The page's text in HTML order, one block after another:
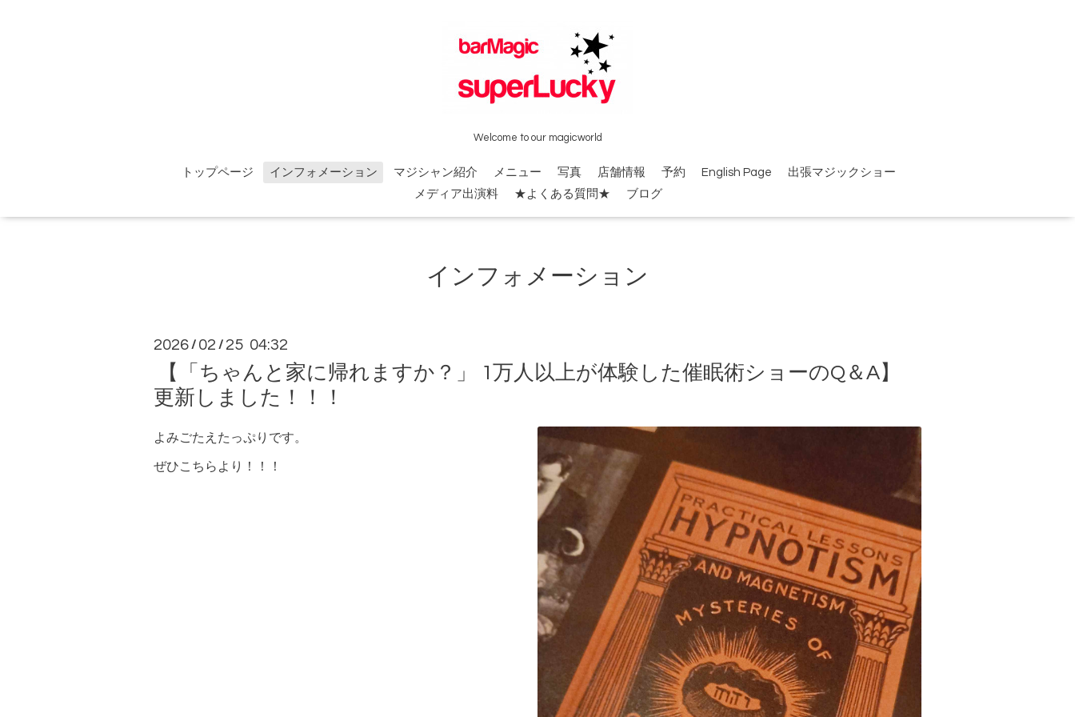
Welcome to our magicworld
トップページ インフォメーション マジシャン紹介 メニュー 写真 店舗情報 予約 English Page
出張マジックショー
メディア出演料
★よくある質問★ ブログ
インフォメーション
2026 / 02 / 25 04:32
【「ちゃんと家に帰れますか？」 1万人以上が体験した催眠術ショーのQ＆A】
更新しました！！！
よみごたえたっぷりです。
ぜひこちら より！！！